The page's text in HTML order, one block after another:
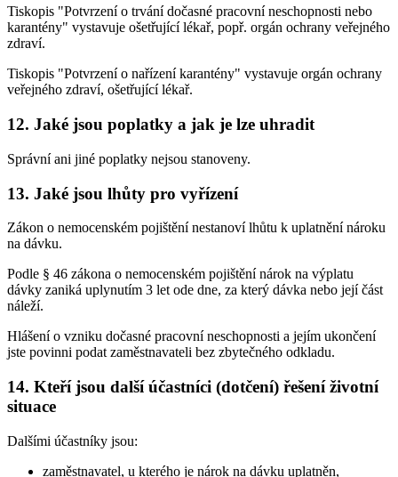
Tiskopis "Potvrzení o trvání dočasné pracovní neschopnosti nebo
karantény" vystavuje ošetřující lékař, popř. orgán ochrany veřejného
zdraví.
Tiskopis "Potvrzení o nařízení karantény" vystavuje orgán ochrany
veřejného zdraví, ošetřující lékař.
12. Jaké jsou poplatky a jak je lze uhradit
Správní ani jiné poplatky nejsou stanoveny.
13. Jaké jsou lhůty pro vyřízení
Zákon o nemocenském pojištění nestanoví lhůtu k uplatnění nároku
na dávku.
Podle § 46 zákona o nemocenském pojištění nárok na výplatu
dávky zaniká uplynutím 3 let ode dne, za který dávka nebo její část
náleží.
Hlášení o vzniku dočasné pracovní neschopnosti a jejím ukončení
jste povinni podat zaměstnavateli bez zbytečného odkladu.
14. Kteří jsou další účastníci (dotčení) řešení životní
situace
Dalšími účastníky jsou:
zaměstnavatel, u kterého je nárok na dávku uplatněn,